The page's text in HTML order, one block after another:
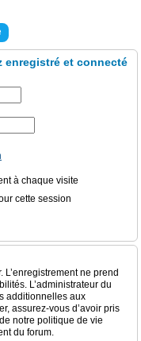
enregistré et connecté
à chaque visite
cette session
ne prend
L’administrateur du
additionnelles aux
assurez-vous d’avoir pris
notre politique de vie
du forum.